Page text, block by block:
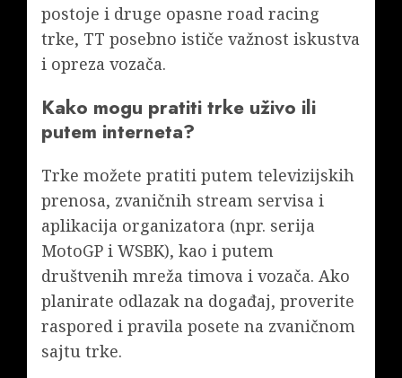
postoje i druge opasne road racing
trke, TT posebno ističe važnost iskustva
i opreza vozača.
Kako mogu pratiti trke uživo ili
putem interneta?
Trke možete pratiti putem televizijskih
prenosa, zvaničnih stream servisa i
aplikacija organizatora (npr. serija
MotoGP i WSBK), kao i putem
društvenih mreža timova i vozača. Ako
planirate odlazak na događaj, proverite
raspored i pravila posete na zvaničnom
sajtu trke.